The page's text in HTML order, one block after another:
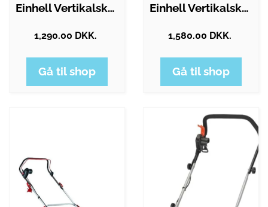
Einhell Vertikalskærer GE-SA 1435…
1,290.00 DKK.
Gå til shop
Einhell Vertikalskærer GE-SC 36/35 Akku…
1,580.00 DKK.
Gå til shop